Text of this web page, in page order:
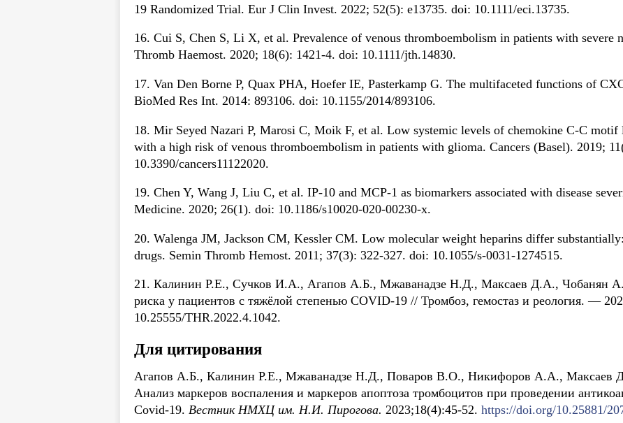
19 Randomized Trial. Eur J Clin Invest. 2022; 52(5): e13735. doi: 10.1111/eci.13735.
16. Cui S, Chen S, Li X, et al. Prevalence of venous thromboembolism in patients with severe
Thromb Haemost. 2020; 18(6): 1421-4. doi: 10.1111/jth.14830.
17. Van Den Borne P, Quax PHA, Hoefer IE, Pasterkamp G. The multifaceted functions of
BioMed Res Int. 2014: 893106. doi: 10.1155/2014/893106.
18. Mir Seyed Nazari P, Marosi C, Moik F, et al. Low systemic levels of chemokine C-C motif
with a high risk of venous thromboembolism in patients with glioma. Cancers (Basel). 2019;
10.3390/cancers11122020.
19. Chen Y, Wang J, Liu C, et al. IP-10 and MCP-1 as biomarkers associated with disease
Medicine. 2020; 26(1). doi: 10.1186/s10020-020-00230-x.
20. Walenga JM, Jackson CM, Kessler CM. Low molecular weight heparins differ
drugs. Semin Thromb Hemost. 2011; 37(3): 322-327. doi: 10.1055/s-0031-1274515.
21. Калинин Р.Е., Сучков И.А., Агапов А.Б., Мжаванадзе Н.Д., Максаев Д.А., Чобанян
риска у пациентов с тяжёлой степенью COVID-19 // Тромбоз, гемостаз и реология. —
10.25555/THR.2022.4.1042.
Для цитирования
Агапов А.Б., Калинин Р.Е., Мжаванадзе Н.Д., Поваров В.О., Никифоров А.А.,
Анализ маркеров воспаления и маркеров апоптоза тромбоцитов при проведении
Covid-19. Вестник НМХЦ им. Н.И. Пирогова. 2023;18(4):45-52. https://doi.org/10.25881/